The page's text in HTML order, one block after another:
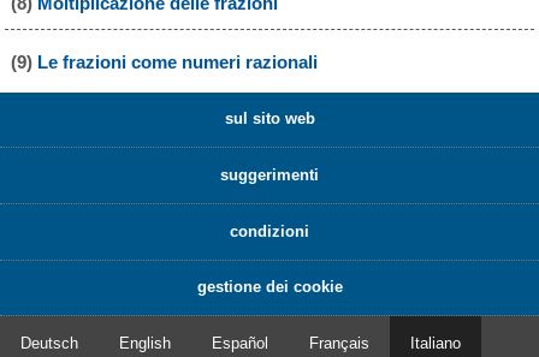
(9) Le frazioni come numeri razionali
sul sito web
suggerimenti
condizioni
gestione dei cookie
Deutsch English Español Français Italiano